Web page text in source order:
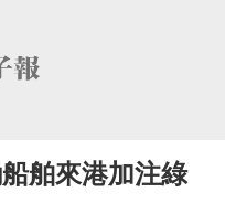
舶來港加注綠